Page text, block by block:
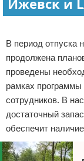
В период отпуска
продолжена
проведены
рамках
сотрудников. В
достаточный
обеспечит